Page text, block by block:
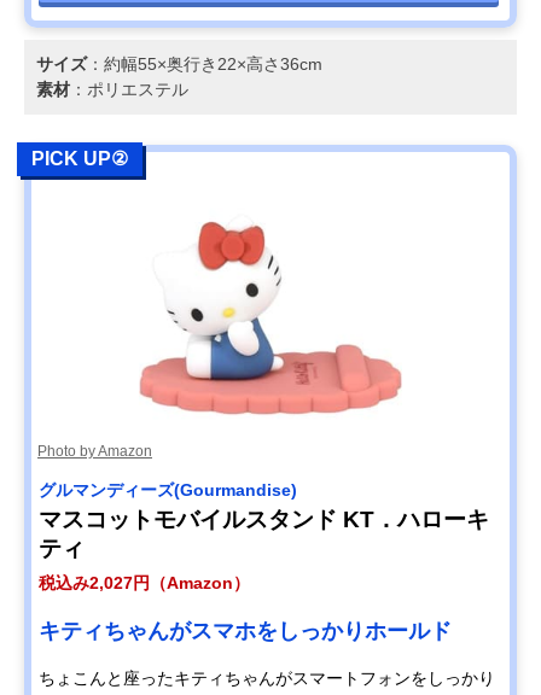
サイズ：約幅55×奥行き22×高さ36cm
素材 ：ポリエステル
PICK UP②
Photo by Amazon
グルマンディーズ(Gourmandise)
マスコットモバイルスタンド KT．ハローキ
ティ
税込み2,027円（Amazon）
キティちゃんがスマホをしっかりホールド
ちょこんと座ったキティちゃんがスマートフォンをしっかり